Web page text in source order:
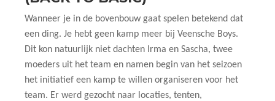
Wanneer je in de bovenbouw gaat spelen betekend dat
een ding. Je hebt geen kamp meer bij Veensche Boys.
Dit kon natuurlijk niet dachten Irma en Sascha, twee
moeders uit het team en namen begin van het seizoen
het initiatief een kamp te willen organiseren voor het
team. Er werd gezocht naar locaties, tenten,